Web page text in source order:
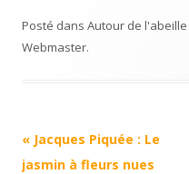
Posté dans Autour de l'abeille
Webmaster.
Navigation
Article
« Jacques Piquée : Le
jasmin à fleurs nues